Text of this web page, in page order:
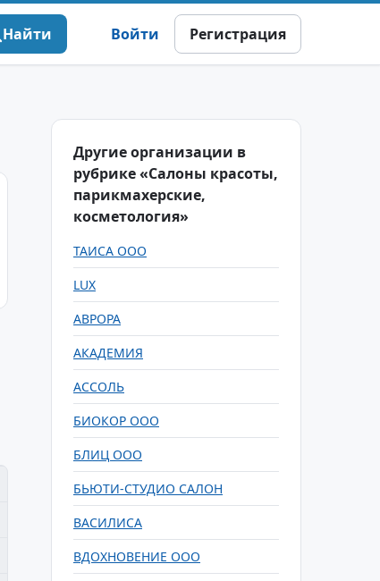
Найти Войти Регистрация
Другие организации в
рубрике «Салоны красоты,
парикмахерские,
косметология»
ТАИСА ООО
LUX
АВРОРА
АКАДЕМИЯ
АССОЛЬ
БИОКОР ООО
БЛИЦ ООО
БЬЮТИ-СТУДИО САЛОН
ВАСИЛИСА
ВДОХНОВЕНИЕ ООО